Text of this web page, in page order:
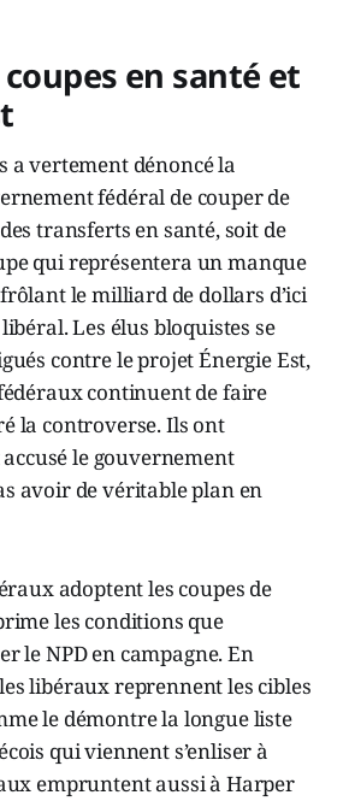
en santé et
a vertement dénoncé la
fédéral de couper de
transferts en santé, soit de
qui représentera un manque
le milliard de dollars d’ici
Les élus bloquistes se
contre le projet Énergie Est,
continuent de faire
la controverse. Ils ont
le gouvernement
avoir de véritable plan en
adoptent les coupes de
les conditions que
le NPD en campagne. En
libéraux reprennent les cibles
le démontre la longue liste
qui viennent s’enliser à
empruntent aussi à Harper